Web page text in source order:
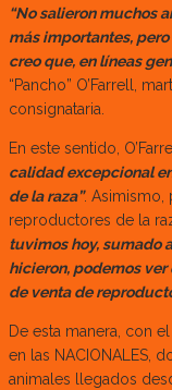
“No salieron muchos
más importantes,
creo que, en líneas
“Pancho” O’Farrell,
consignataria.
En este sentido,
calidad excepcional
de la raza”. Asimismo,
reproductores de la
tuvimos hoy, sumado
hicieron, podemos
de venta de
De esta manera, con
en las NACIONALES,
animales llegados